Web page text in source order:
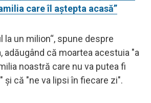
care îl aștepta acasă”
la un milion“, spune despre
adăugând că moartea acestuia "a
noastră care nu va putea fi
și că "ne va lipsi în fiecare zi".